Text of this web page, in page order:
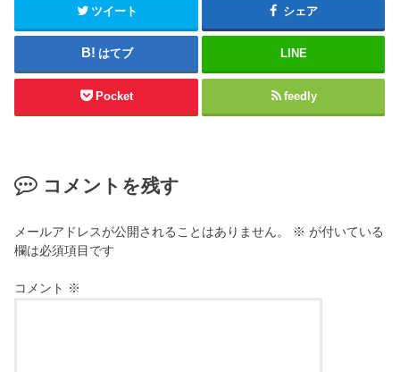
ツイート シェア
はてブ LINE
Pocket feedly
コメントを残す
メールアドレスが公開されることはありません。 ※ が付いている
欄は必須項目です
コメント ※